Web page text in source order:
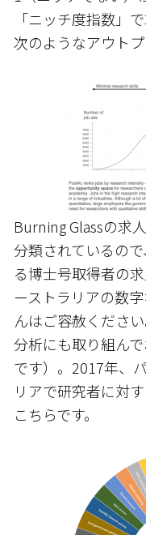
「ニッチ度指数」
次のようなアウトプ
Burning Glassの求
分類されているの
る博士号取得者の
ーストラリアの数
んはご容赦くださ
分析にも取り組ん
です）。2017年、
リアで研究者に対
こちらです。